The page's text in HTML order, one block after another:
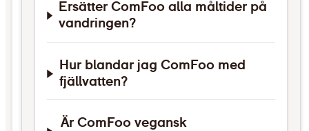
Ersätter ComFoo alla måltider på
vandringen?
Hur blandar jag ComFoo med
fjällvatten?
Är ComFoo vegansk